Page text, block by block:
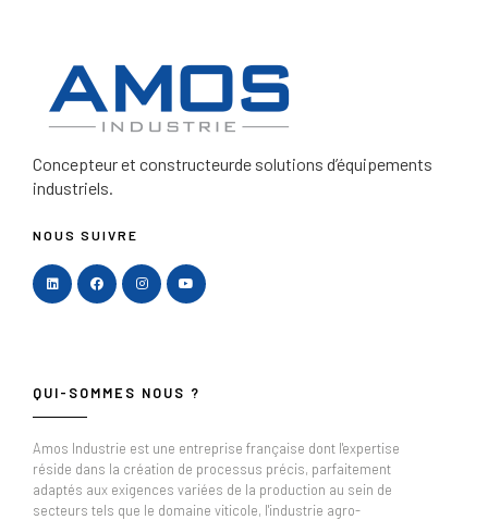
Concepteur et constructeurde solutions d’équipements
industriels.
NOUS SUIVRE
QUI-SOMMES NOUS ?
Amos Industrie est une entreprise française dont l'expertise
réside dans la création de processus précis, parfaitement
adaptés aux exigences variées de la production au sein de
secteurs tels que le domaine viticole, l'industrie agro-